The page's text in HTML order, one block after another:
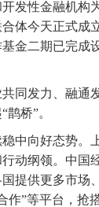
性金融机构
体今天正式成
金二期已完成
发力、融通
桥”。
向好态势。
动纲领。中国
提供更多市场
作”等平台，抢